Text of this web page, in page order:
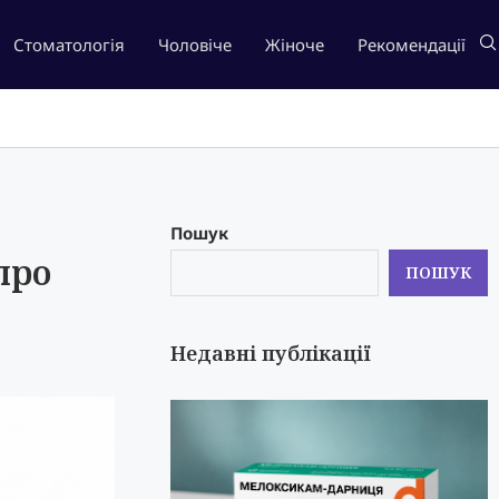
Стоматологія Чоловіче Жіноче Рекомендації
Пошук
ПОШУК
Недавні публікації